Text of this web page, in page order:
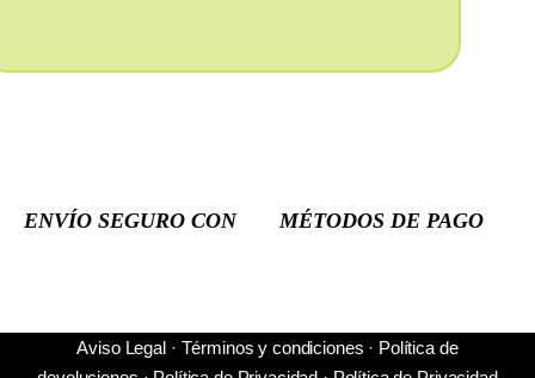
ENVÍO SEGURO CON MÉTODOS DE PAGO
Aviso Legal· Términos y condiciones · Política de